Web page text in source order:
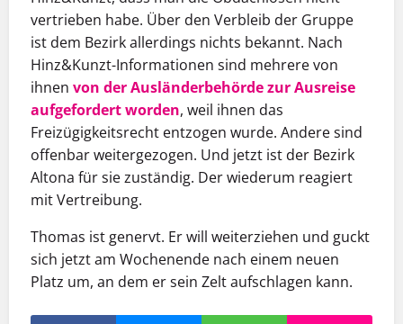
vertrieben habe. Über den Verbleib der Gruppe
ist dem Bezirk allerdings nichts bekannt. Nach
Hinz&Kunzt-Informationen sind mehrere von
ihnen von der Ausländerbehörde zur Ausreise
aufgefordert worden, weil ihnen das
Freizügigkeitsrecht entzogen wurde. Andere sind
offenbar weitergezogen. Und jetzt ist der Bezirk
Altona für sie zuständig. Der wiederum reagiert
mit Vertreibung.
Thomas ist genervt. Er will weiterziehen und guckt
sich jetzt am Wochenende nach einem neuen
Platz um, an dem er sein Zelt aufschlagen kann.